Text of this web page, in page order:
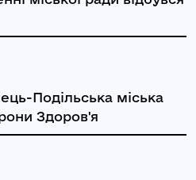
Подільська міська
Здоров'я